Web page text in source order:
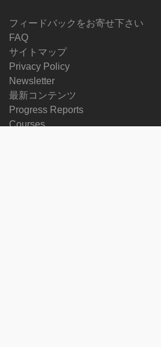
フィードバックをお寄せ下さい
FAQ
サイトマップ
Privacy Policy
Newsletter
最新コンテンツ
Progress Reports
Courses